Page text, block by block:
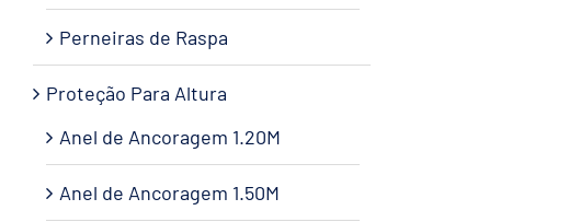
Perneiras de Raspa
Proteção Para Altura
Anel de Ancoragem 1.20M
Anel de Ancoragem 1.50M